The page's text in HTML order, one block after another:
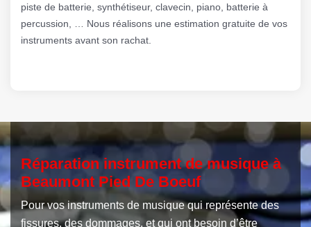
piste de batterie, synthétiseur, clavecin, piano, batterie à
percussion, … Nous réalisons une estimation gratuite de vos
instruments avant son rachat.
Réparation instrument de musique à
Beaumont Pied De Boeuf
Pour vos instruments de musique qui représente des
fissures, des dommages, et qui ont besoin d’être